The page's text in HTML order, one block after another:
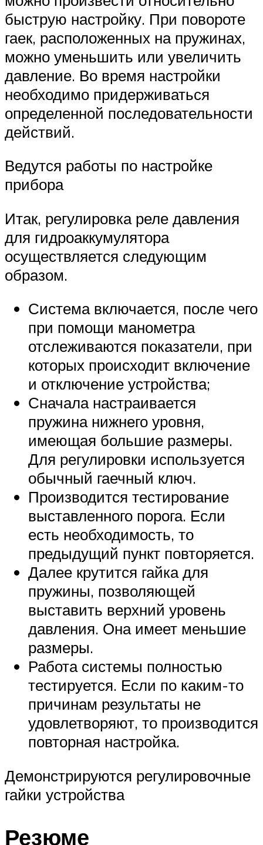
быструю настройку. При повороте
гаек, расположенных на пружинах,
можно уменьшить или увеличить
давление. Во время настройки
необходимо придерживаться
определенной последовательности
действий.
Ведутся работы по настройке
прибора
Итак, регулировка реле давления
для гидроаккумулятора
осуществляется следующим
образом.
Система включается, после чего
при помощи манометра
отслеживаются показатели, при
которых происходит включение
и отключение устройства;
Сначала настраивается
пружина нижнего уровня,
имеющая большие размеры.
Для регулировки используется
обычный гаечный ключ.
Производится тестирование
выставленного порога. Если
есть необходимость, то
предыдущий пункт повторяется.
Далее крутится гайка для
пружины, позволяющей
выставить верхний уровень
давления. Она имеет меньшие
размеры.
Работа системы полностью
тестируется. Если по каким-то
причинам результаты не
удовлетворяют, то производится
повторная настройка.
Демонстрируются регулировочные
гайки устройства
Резюме